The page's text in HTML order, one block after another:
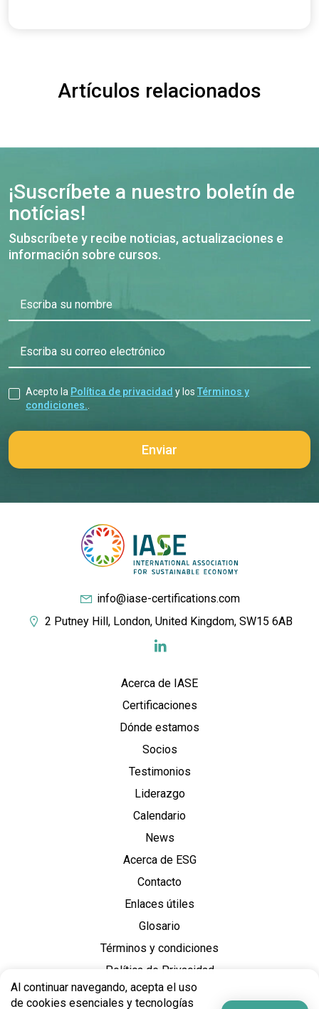
Artículos relacionados
¡Suscríbete a nuestro boletín de
notícias!
Subscríbete y recibe noticias, actualizaciones e
información sobre cursos.
Escriba su nombre
Escriba su correo electrónico
Acepto la Política de privacidad y los Términos y
condiciones.
info@iase-certifications.com
2 Putney Hill, London, United Kingdom, SW15 6AB
Acerca de IASE
Certificaciones
Dónde estamos
Socios
Testimonios
Liderazgo
Calendario
News
Acerca de ESG
Contacto
Enlaces útiles
Glosario
Términos y condiciones
Política de Privacidad
Al continuar navegando, acepta el uso
de cookies esenciales y tecnologías